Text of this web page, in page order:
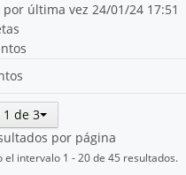
última vez 24/01/24 17:51
1 de 3
por página
el intervalo 1 - 20 de 45 resultados.